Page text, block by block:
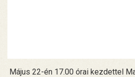
Május 22-én 17.00 órai kezdettel